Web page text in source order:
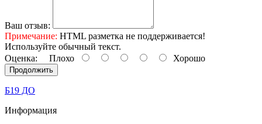
Ваш отзыв:
Примечание: HTML разметка не поддерживается!
Используйте обычный текст.
Оценка: Плохо Хорошо
Продолжить
Б19 ДО
Информация